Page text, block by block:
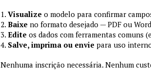
1. Visualize o modelo para confirmar
2. Baixe no formato desejado — PDF ou
3. Edite os dados com ferramentas comuns
4. Salve, imprima ou envie para uso
Nenhuma inscrição necessária. Nenhum